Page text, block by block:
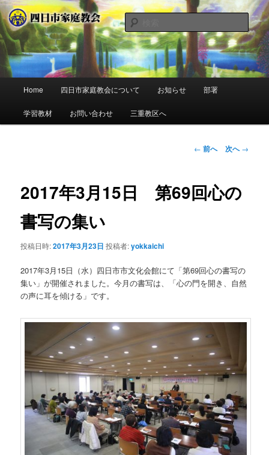
四日市家庭教会
神様の真の愛を相続しよう
検
索
メ
イ
ン
テ
ン
ツ
へ
移
動
Home 四日市家庭教会について お知らせ 部署
学習教材 お問い合わせ 三重教区へ
投
ビ
ゲ
← 前へ 次へ→
2017年3月15日 第69回心の
書写の集い
投稿日時:2017年3月23日 投稿者:yokkaichi
2017年3月15日（水）四日市市文化会館にて「第69回心の書写の
集い」が開催されました。今月の書写は、「心の門を開き、自然
の声に耳を傾ける」です。